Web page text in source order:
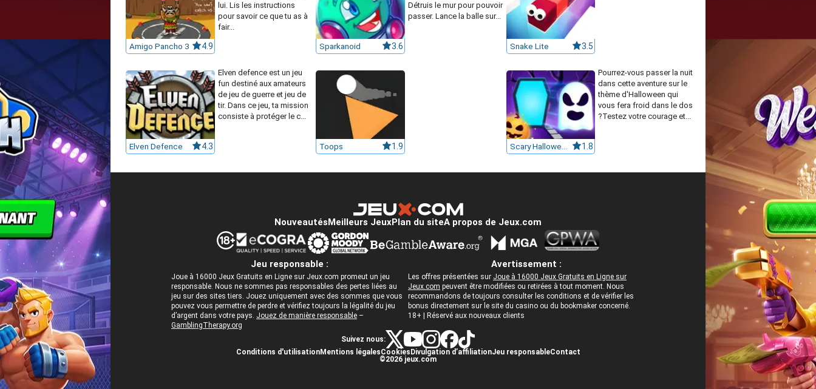
Amigo Pancho 3 4.9
lui. Lis les instructions
pour savoir ce que tu as à
fair...
Sparkanoid 3.6
Détruis le mur pour pouvoir
passer. Lance la balle sur...
Snake Lite 3.5
Elven Defence 4.3
Elven defence est un jeu
fun destiné aux amateurs
de jeu de guerre et jeu de
tir. Dans ce jeu, ta mission
consiste à protéger le c...
Toops 1.9 1.8
Pourrez-vous passer la nuit
dans cette aventure sur le
thème d'Halloween qui
vous fera froid dans le dos
?Testez votre courage et...
Nouveautés Meilleurs JeuxPlan du siteA propos de Jeux.com
Jeu responsable :
Joue à 16000 Jeux Gratuits en Ligne sur Jeux.com promeut un jeu
responsable. Nous ne sommes pas responsables des pertes liées au
jeu sur des sites tiers. Jouez uniquement avec des sommes que vous
pouvez vous permettre de perdre et vérifiez toujours la légalité du jeu
d’argent dans votre pays. Jouez de manière responsable –
GamblingTherapy.org
Avertissement :
Les offres présentées sur Joue à 16000 Jeux Gratuits en Ligne sur
Jeux.com peuvent être modifiées ou retirées à tout moment. Nous
recommandons de toujours consulter les conditions et de vérifier les
bonus directement sur le site du casino ou du bookmaker concerné.
18+ | Réservé aux nouveaux clients
Suivez nous:
Conditions d'utilisationMentions légalesCookies Divulgation d’affiliationJeu responsableContact
©2026 jeux.com